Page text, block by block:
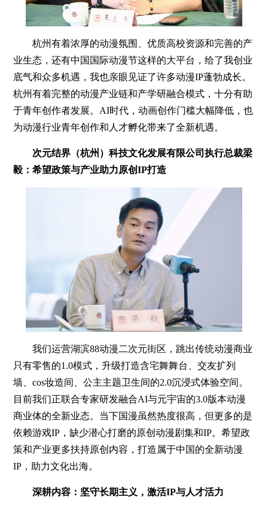
杭州有着浓厚的动漫氛围、优质高校资源和完善的产
业生态，还有中国国际动漫节这样的大平台，给了我创业
底气和众多机遇，我也亲眼见证了许多动漫IP蓬勃成长。
杭州有着完整的动漫产业链和产学研融合模式，十分有助
于青年创作者发展。AI时代，动画创作门槛大幅降低，也
为动漫行业青年创作和人才孵化带来了全新机遇。
次元结界（杭州）科技文化发展有限公司执行总裁梁
毅：希望政策与产业助力原创IP打造
我们运营湖滨88动漫二次元街区，跳出传统动漫商业
只有零售的1.0模式，升级打造含宅舞舞台、交友扩列
墙、cos妆造间、公主主题卫生间的2.0沉浸式体验空间。
目前我们正联合专家研发融合AI与元宇宙的3.0版本动漫
商业体的全新业态。当下国漫虽然热度很高，但更多的是
依赖游戏IP，缺少潜心打磨的原创动漫剧集和IP。希望政
策和产业更多扶持原创内容，打造属于中国的全新动漫
IP，助力文化出海。
深耕内容：坚守长期主义，激活IP与人才活力